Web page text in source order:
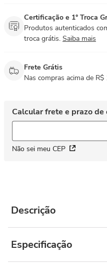
Certificação e 1° Troca
Produtos autenticados
troca grátis. Saiba mais
Frete Grátis
Nas compras acima de R$
Não sei meu CEP
Descrição
Especificação